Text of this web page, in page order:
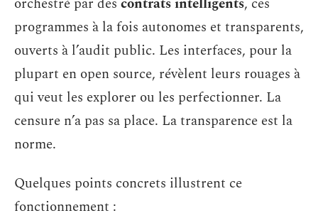
programmes à la fois autonomes et transparents,
ouverts à l’audit public. Les interfaces, pour la
plupart en open source, révèlent leurs rouages à
qui veut les explorer ou les perfectionner. La
censure n’a pas sa place. La transparence est la
norme.
Quelques points concrets illustrent ce
fonctionnement :